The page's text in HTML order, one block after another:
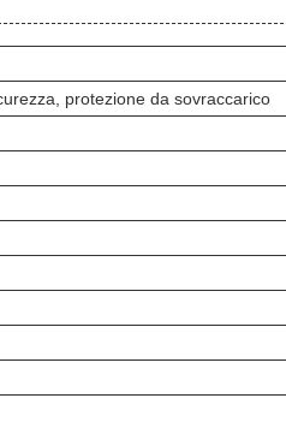
protezione da sovraccarico